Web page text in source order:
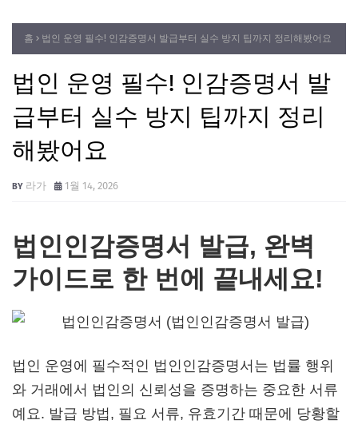
홈 법인 운영 필수! 인감증명서 발급부터 실수 방지 팁까지 정리해봤어요
법인 운영 필수! 인감증명서 발
급부터 실수 방지 팁까지 정리
해봤어요
라가 1월 14, 2026
법인인감증명서 발급, 완벽
가이드로 한 번에 끝내세요!
법인 운영에 필수적인 법인인감증명서는 법률 행위
와 거래에서 법인의 신뢰성을 증명하는 중요한 서류
예요. 발급 방법, 필요 서류, 유효기간 때문에 당황할